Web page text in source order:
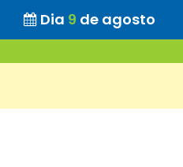
Dia 9 de agosto